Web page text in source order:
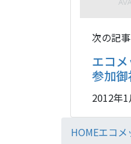
次の記事
エコ
参加御
2012年
HOMEエコメ